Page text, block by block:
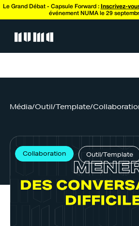
Le Grand Débat - Capsule Forward : Inscrivez-
événement NUMA le 29
Média/Outil/Template/
Collaboration Outil/Template